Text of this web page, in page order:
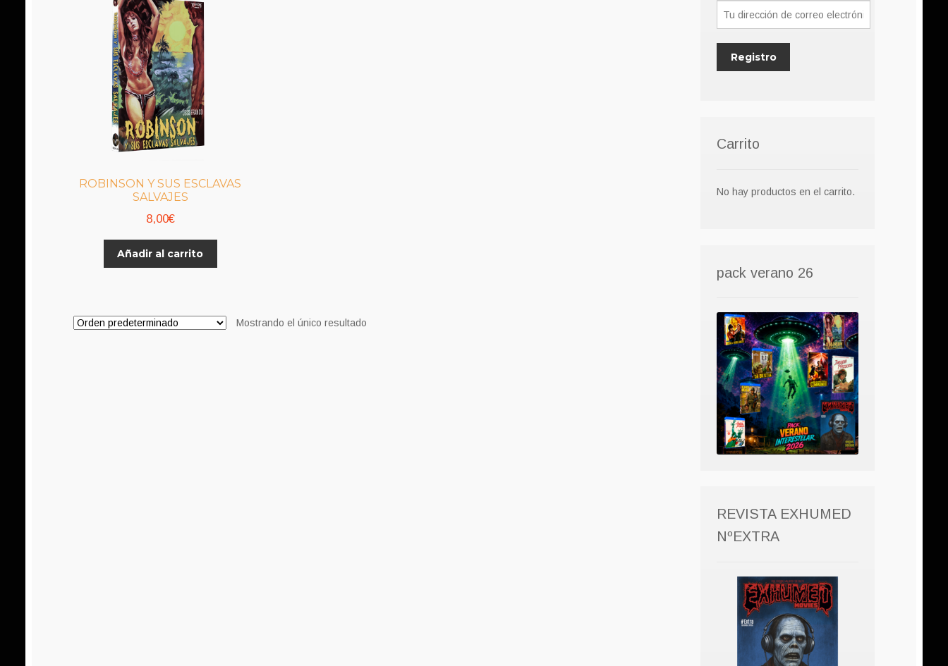
ROBINSON Y SUS ESCLAVAS
SALVAJES
8,00€
Añadir al carrito
Mostrando el único resultado
Carrito
No hay productos en el carrito.
pack verano 26
REVISTA EXHUMED
NºEXTRA